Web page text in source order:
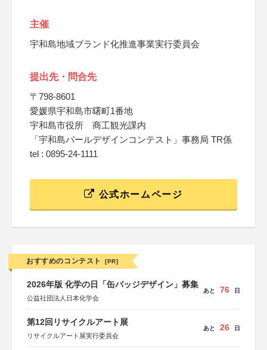
主催
宇和島地域ブランド化推進事業実行委員会
提出先・問合先
〒798-8601
愛媛県宇和島市曙町1番地
宇和島市役所 商工観光課内
「宇和島パールデザインコンテスト」事務局 TR係
tel : 0895-24-1111
公式ホームページ
おすすめのコンテスト [PR]
2026年版 化学の日「缶バッジデザイン」募集
公益社団法人日本化学会
あと 76 日
第12回リサイクルアート展
リサイクルアート展実行委員会
あと 26 日